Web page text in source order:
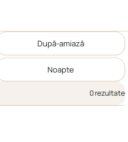
După-amiază
Noapte
0 rezultate